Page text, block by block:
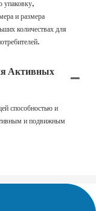
упаковку,
и размера
количествах для
Активных
способностью и
и подвижным